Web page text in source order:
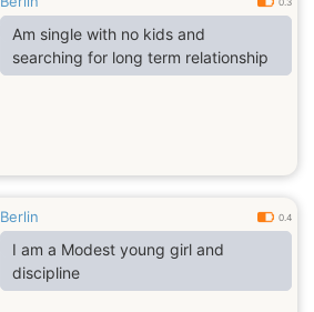
0.3
Am single with no kids and
searching for long term relationship
Berlin 0.4
I am a Modest young girl and
discipline